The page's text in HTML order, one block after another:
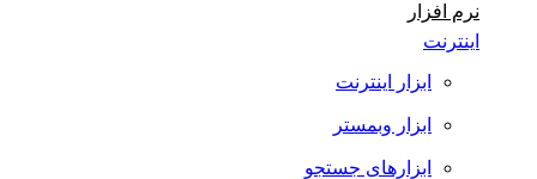
نرم افزار
اینترنت
ابزار اینترنت
ابزار وبمستر
ابزارهای جستجو